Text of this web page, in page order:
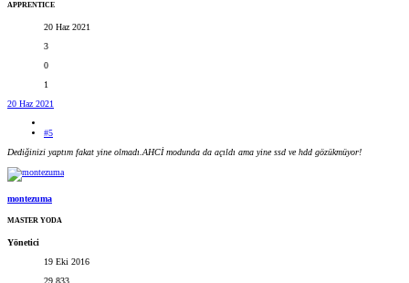
APPRENTICE
20 Haz 2021
3
0
1
20 Haz 2021
#5
Dediğinizi yaptım fakat yine olmadı.AHCİ modunda da açıldı ama yine ssd ve hdd gözükmüyor!
montezuma
MASTER YODA
Yönetici
19 Eki 2016
29,833